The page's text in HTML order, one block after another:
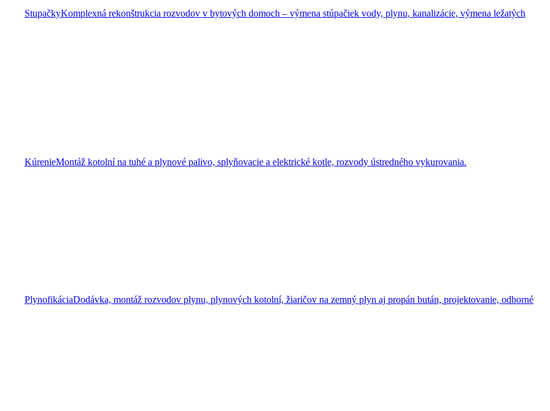
StupačkyKomplexná rekonštrukcia rozvodov v bytových domoch – výmena stúpačiek vody, plynu, kanalizácie, výmena ležatých
KúrenieMontáž kotolní na tuhé a plynové palivo, splyňovacie a elektrické kotle, rozvody ústredného vykurovania.
PlynofikáciaDodávka, montáž rozvodov plynu, plynových kotolní, žiaričov na zemný plyn aj propán bután, projektovanie, odborné